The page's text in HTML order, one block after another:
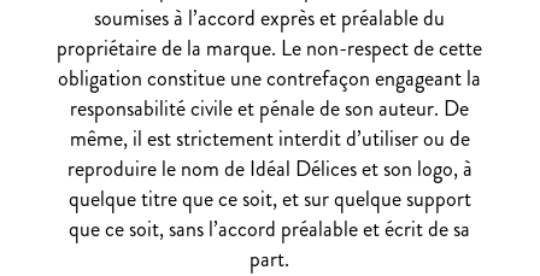
soumises à l’accord exprès et préalable du
propriétaire de la marque. Le non-respect de cette
obligation constitue une contrefaçon engageant la
responsabilité civile et pénale de son auteur. De
même, il est strictement interdit d’utiliser ou de
reproduire le nom de Idéal Délices et son logo, à
quelque titre que ce soit, et sur quelque support
que ce soit, sans l’accord préalable et écrit de sa
part.